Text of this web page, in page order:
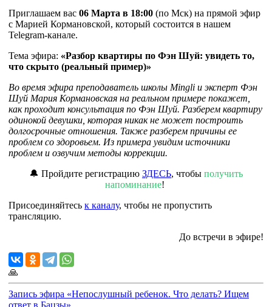
Приглашаем вас 06 Марта в 18:00 (по Мск) на прямой эфир
с Марией Кормановской, который состоится в нашем
Telegram-канале.
Тема эфира: «Разбор квартиры по Фэн Шуй: увидеть то,
что скрыто (реальный пример)»
Во время эфира преподаватель школы Mingli и эксперт Фэн
Шуй Мария Кормановская на реальном примере покажет,
как проходит консультация по Фэн Шуй. Разберем квартиру
одинокой девушки, которая никак не может построить
долгосрочные отношения. Также разберем причины ее
проблем со здоровьем. Из примера увидим источники
проблем и озвучим методы коррекции.
🔔 Пройдите регистрацию ЗДЕСЬ, чтобы получить
напоминание!
Присоединяйтесь к каналу, чтобы не пропустить
трансляцию.
До встречи в эфире!
🙏
Запись эфира «Непослушный ребенок. Что делать? Ищем
ответ в Бацзы»